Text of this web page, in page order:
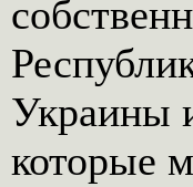
Украины
которые